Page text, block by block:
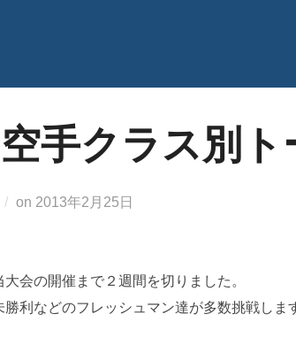
手クラス別
on 投
2013年2月25日
会の開催まで２週間を切りました。
利などのフレッシュマン達が多数挑戦しま